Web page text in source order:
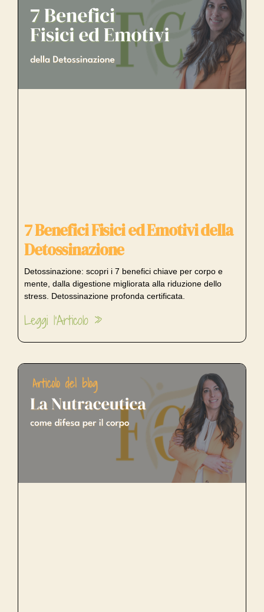
7 Benefici Fisici ed Emotivi della
Detossinazione
Detossinazione: scopri i 7 benefici chiave per corpo e
mente, dalla digestione migliorata alla riduzione dello
stress. Detossinazione profonda certificata.
Leggi l'Articolo »